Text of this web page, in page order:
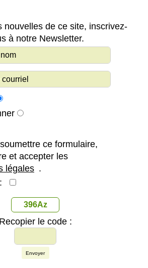
nouvelles de ce site, inscrivez-
à notre Newsletter.
ce formulaire,
et accepter les
légales .
396Az
Recopier le code :
Envoyer